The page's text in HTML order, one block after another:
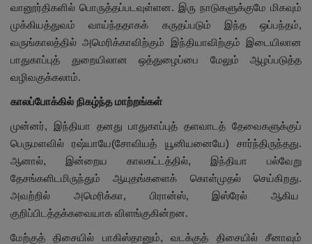
வானூர்திகளில் பொருத்தப்படவுள்ளன. இரு நாடுகளுக்குமே மிகவும்
முக்கியத்துவம் வாய்ந்ததாகக் கருதப்படும் இந்த ஒப்பந்தம்,
வருங்காலத்தில் அமெரிக்காவிற்கும் இந்தியாவிற்கும் இடையிலான
பாதுகாப்புத் துறையிலான ஒத்துழைப்பை மேலும் ஆழப்படுத்த
வழிவகுக்கலாம்.
காலப்போக்கில் நிகழ்ந்த மாற்றங்கள்
முன்னர், இந்தியா தனது பாதுகாப்புத் தளவாடத் தேவைகளுக்குப்
பெருமளவில் ரஷ்யாயே(சோவியத் யூனியனையே) சார்ந்திருந்தது.
ஆனால், இன்றைய காலகட்டத்தில், இந்தியா பல்வேறு
தேசங்களிடமிருந்தும் ஆயுதங்களைக் கொள்முதல் செய்கிறது.
அவற்றில் அமெரிக்கா, பிரான்ஸ், இஸ்ரேல் ஆகிய
குறிப்பிடத்தக்கவையாக விளங்குகின்றன.
மேற்குத் திசையில் பாகிஸ்தானும், வடக்குத் திசையில் சீனாவும்